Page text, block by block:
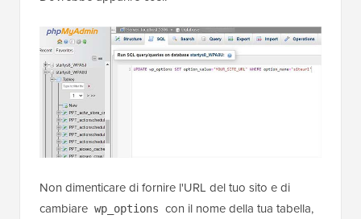
Non dimenticare di fornire l'URL del tuo sito e di
cambiare wp_options con il nome della tua tabella,